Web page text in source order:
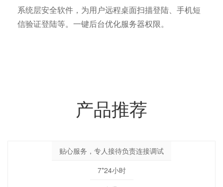
系统层安全软件，为用户远程桌面扫描登陆、手机短
信验证登陆等。一键后台优化服务器权限。
产品推荐
贴心服务，专人接待负责连接调试
7*24小时